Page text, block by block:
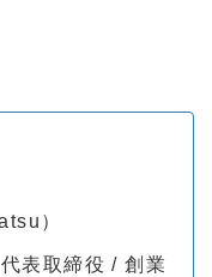
）
表取締役 / 創業